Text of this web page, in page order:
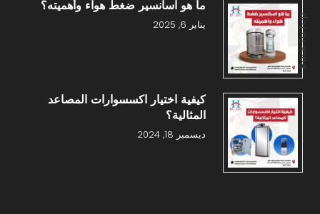
ما هو اسانسير ضغط هواء وأهميته؟
يناير 6, 2025
كيفية اختيار اكسسوارات المصاعد
المثالية؟
ديسمبر 18, 2024
Back To Top